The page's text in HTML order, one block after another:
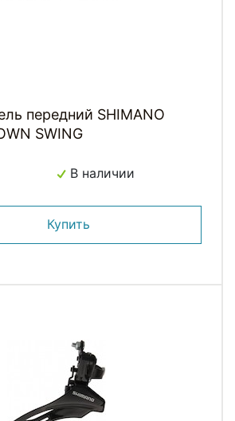
передний SHIMANO
SWING
В наличии
Купить